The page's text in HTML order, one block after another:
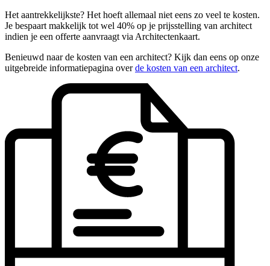
Het aantrekkelijkste? Het hoeft allemaal niet eens zo veel te kosten.
Je bespaart makkelijk tot wel 40% op je prijsstelling van architect
indien je een offerte aanvraagt via Architectenkaart.
Benieuwd naar de kosten van een architect? Kijk dan eens op onze
uitgebreide informatiepagina overde kosten van een architect.